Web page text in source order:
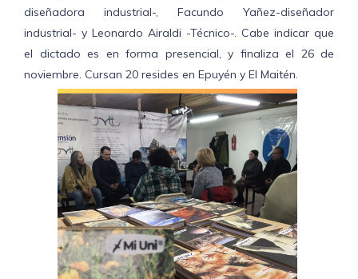
diseñadora industrial-, Facundo Yañez-diseñador
industrial- y Leonardo Airaldi -Técnico-. Cabe indicar que
el dictado es en forma presencial, y finaliza el 26 de
noviembre. Cursan 20 resides en Epuyén y El Maitén.